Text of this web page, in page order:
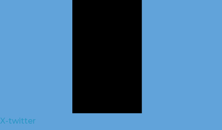
X-twitter